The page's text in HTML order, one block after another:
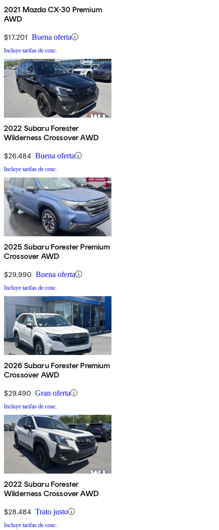
2021 Mazda CX-30 Premium
AWD
$17,201 Buena oferta
Incluye tarifas de conc.
2022 Subaru Forester
Wilderness Crossover AWD
$26,484 Buena oferta
Incluye tarifas de conc.
2025 Subaru Forester Premium
Crossover AWD
$29,990 Buena oferta
Incluye tarifas de conc.
2026 Subaru Forester Premium
Crossover AWD
$29,490 Gran oferta
Incluye tarifas de conc.
2022 Subaru Forester
Wilderness Crossover AWD
$28,484 Trato justo
Incluye tarifas de conc.